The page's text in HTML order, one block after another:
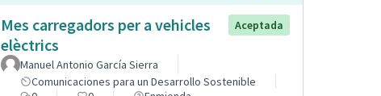
Mes carregadors per a vehicles
elèctrics
Aceptada
Manuel Antonio García Sierra
Comunicaciones para un Desarrollo Sostenible